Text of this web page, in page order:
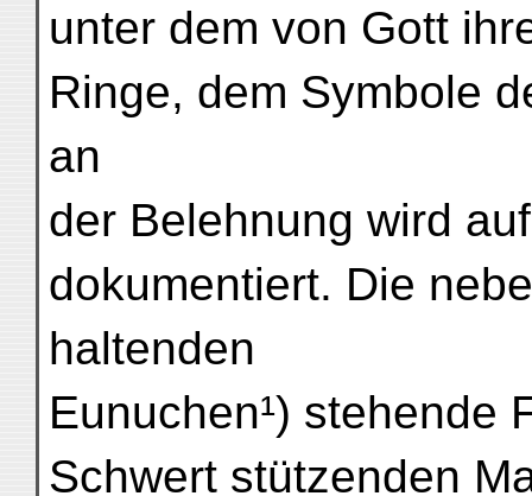
unter dem von Gott
Ringe, dem Symbole
an
der Belehnung wird
dokumentiert. Die
haltenden
Eunuchen¹) stehende
Schwert stützenden